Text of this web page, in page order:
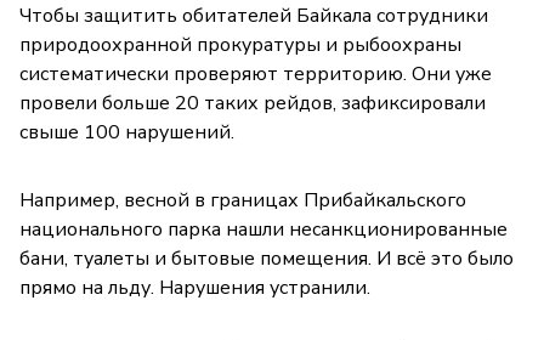
Чтобы защитить обитателей Байкала сотрудники
природоохранной прокуратуры и рыбоохраны
систематически проверяют территорию. Они уже
провели больше 20 таких рейдов, зафиксировали
свыше 100 нарушений.
Например, весной в границах Прибайкальского
национального парка нашли несанкционированные
бани, туалеты и бытовые помещения. И всё это было
прямо на льду. Нарушения устранили.